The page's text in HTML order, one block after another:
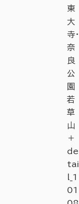
東
大
寺・
奈
良
公
園
若
草
山
＋
de
tai
l_1
01